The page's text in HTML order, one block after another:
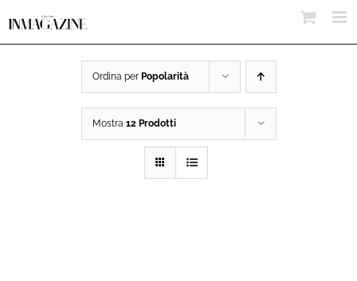
Ordina per Popolarità
Mostra 12 Prodotti